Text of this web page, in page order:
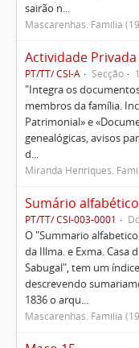
sairão n...
Mascarenhas. Família
Actividade Privada
PT/TT/ CSI-A Secção
"Integra os
membros da família.
Patrimonial» e
genealógicas, avisos
d...
Miranda Henriques.
PT/TT/ CSI-003-0001
O "Summario
da Illma. e Exma. Casa
Sabugal", tem um
descrevendo
1836 o arqu...
Mascarenhas. Família